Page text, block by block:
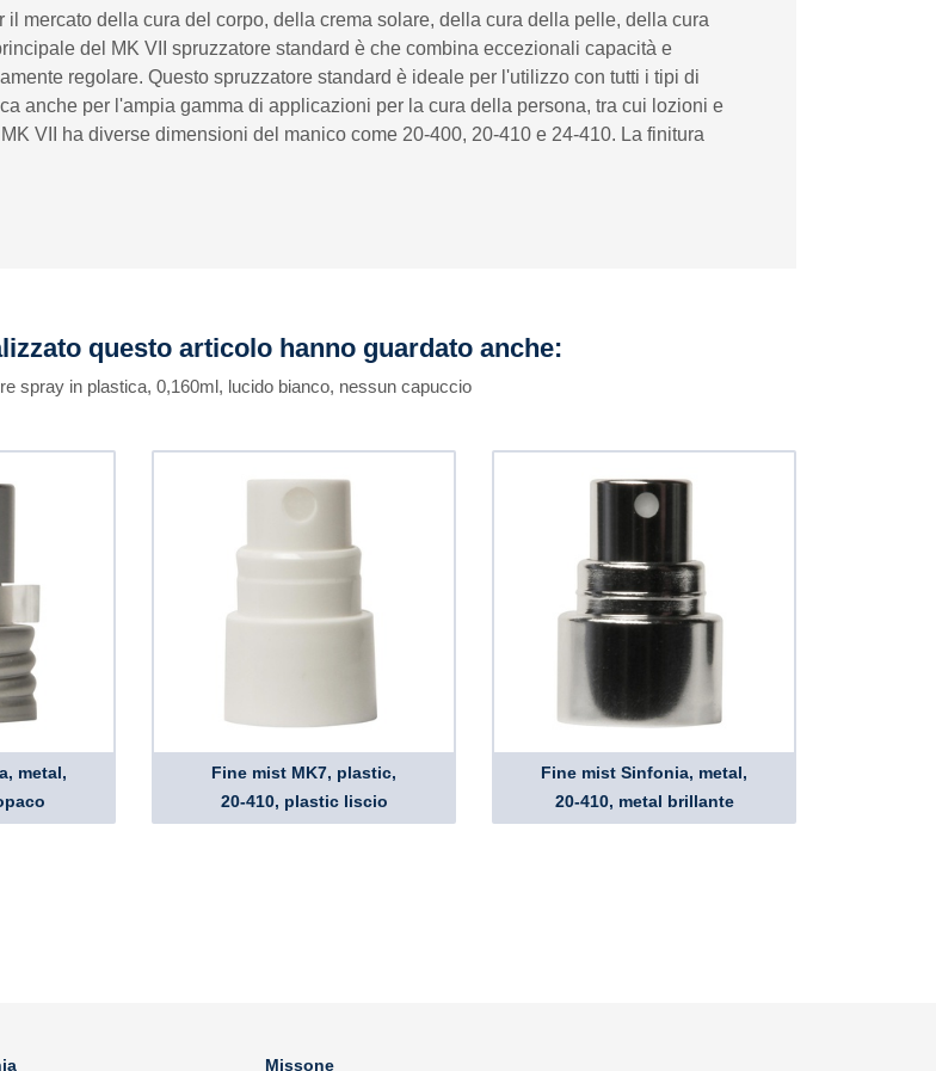
il mercato della cura del corpo, della crema solare, della cura della pelle, della cura
del MK VII spruzzatore standard è che combina eccezionali capacità e
regolare. Questo spruzzatore standard è ideale per l'utilizzo con tutti i tipi di
anche per l'ampia gamma di applicazioni per la cura della persona, tra cui lozioni e
VII ha diverse dimensioni del manico come 20-400, 20-410 e 24-410. La finitura
questo articolo hanno guardato anche:
spray in plastica, 0,160ml, lucido bianco, nessun capuccio
metal,
Fine mist MK7, plastic,
20-410, plastic liscio
Fine mist Sinfonia, metal,
20-410, metal brillante
Missone